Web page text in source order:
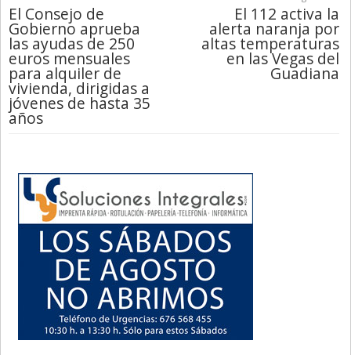
El Consejo de
Gobierno aprueba
las ayudas de 250
euros mensuales
para alquiler de
vivienda, dirigidas a
jóvenes de hasta 35
años
El 112 activa la
alerta naranja por
altas temperaturas
en las Vegas del
Guadiana